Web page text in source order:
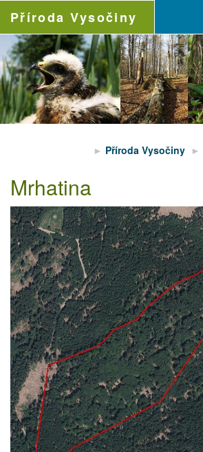
Příroda Vysočiny
Příroda Vysočiny
Mrhatina